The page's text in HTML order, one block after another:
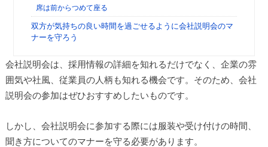
席は前からつめて座る
双方が気持ちの良い時間を過ごせるように会社説明会のマ
ナーを守ろう
会社説明会は、採用情報の詳細を知れるだけでなく、企業の雰
囲気や社風、従業員の人柄も知れる機会です。そのため、会社
説明会の参加はぜひおすすめしたいものです。
しかし、会社説明会に参加する際には服装や受け付けの時間、
聞き方についてのマナーを守る必要があります。